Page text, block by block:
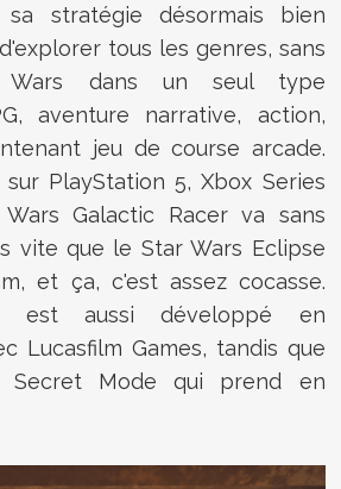
sa stratégie désormais bien
tous les genres, sans
Wars dans un seul type
aventure narrative, action,
jeu de course arcade.
PlayStation 5, Xbox Series
Galactic Racer va sans
vite que le Star Wars Eclipse
et ça, c'est assez cocasse.
est aussi développé en
Lucasfilm Games, tandis que
Secret Mode qui prend en